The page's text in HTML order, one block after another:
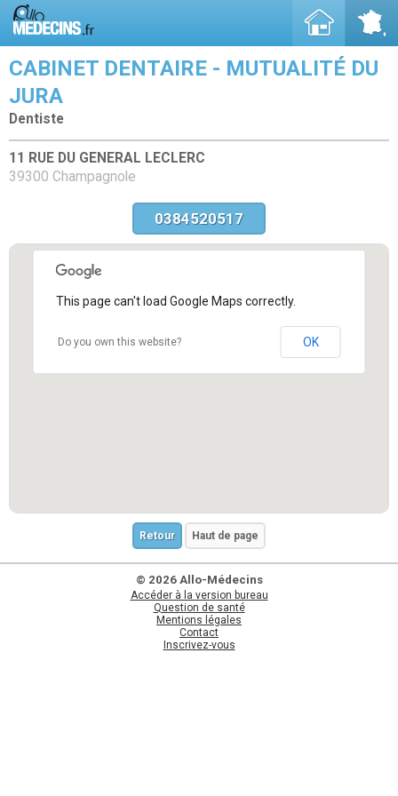
CABINET DENTAIRE - MUTUALITÉ DU
JURA
Dentiste
11 RUE DU GENERAL LECLERC
39300 Champagnole
0384520517
This page can't load Google Maps correctly.
Do you own this website? OK
Retour Haut de page
© 2026 Allo-Médecins
Accéder à la version bureau
Question de santé
Mentions légales
Contact
Inscrivez-vous